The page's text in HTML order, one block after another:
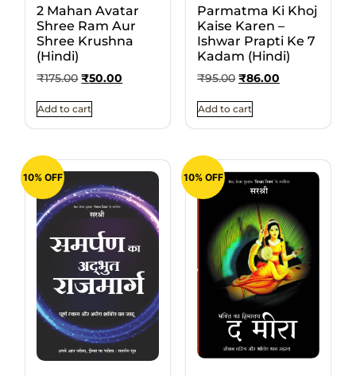
2 Mahan Avatar
Shree Ram Aur
Shree Krushna
(Hindi)
₹175.00 ₹50.00
Add to cart
Parmatma Ki Khoj
Kaise Karen –
Ishwar Prapti Ke 7
Kadam (Hindi)
₹95.00 ₹86.00
Add to cart
10% OFF 10% OFF